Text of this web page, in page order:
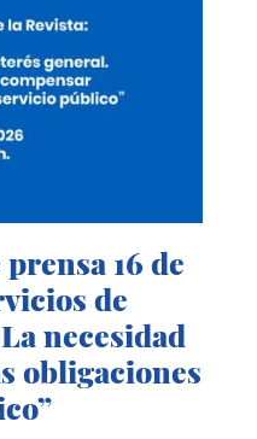
16 de
de
necesidad
obligaciones